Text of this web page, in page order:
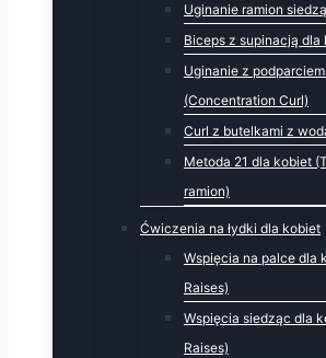
Uginanie ramion
Biceps z supinacją dla
Uginanie z
(Concentration Curl)
Curl z butelkami z
Metoda 21 dla kobiet
ramion)
Ćwiczenia na łydki dla kobiet
Wspięcia na palce dla
Raises)
Wspięcia siedząc dla
Raises)